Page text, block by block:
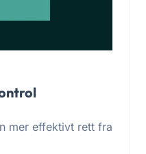
mer effektivt rett fra